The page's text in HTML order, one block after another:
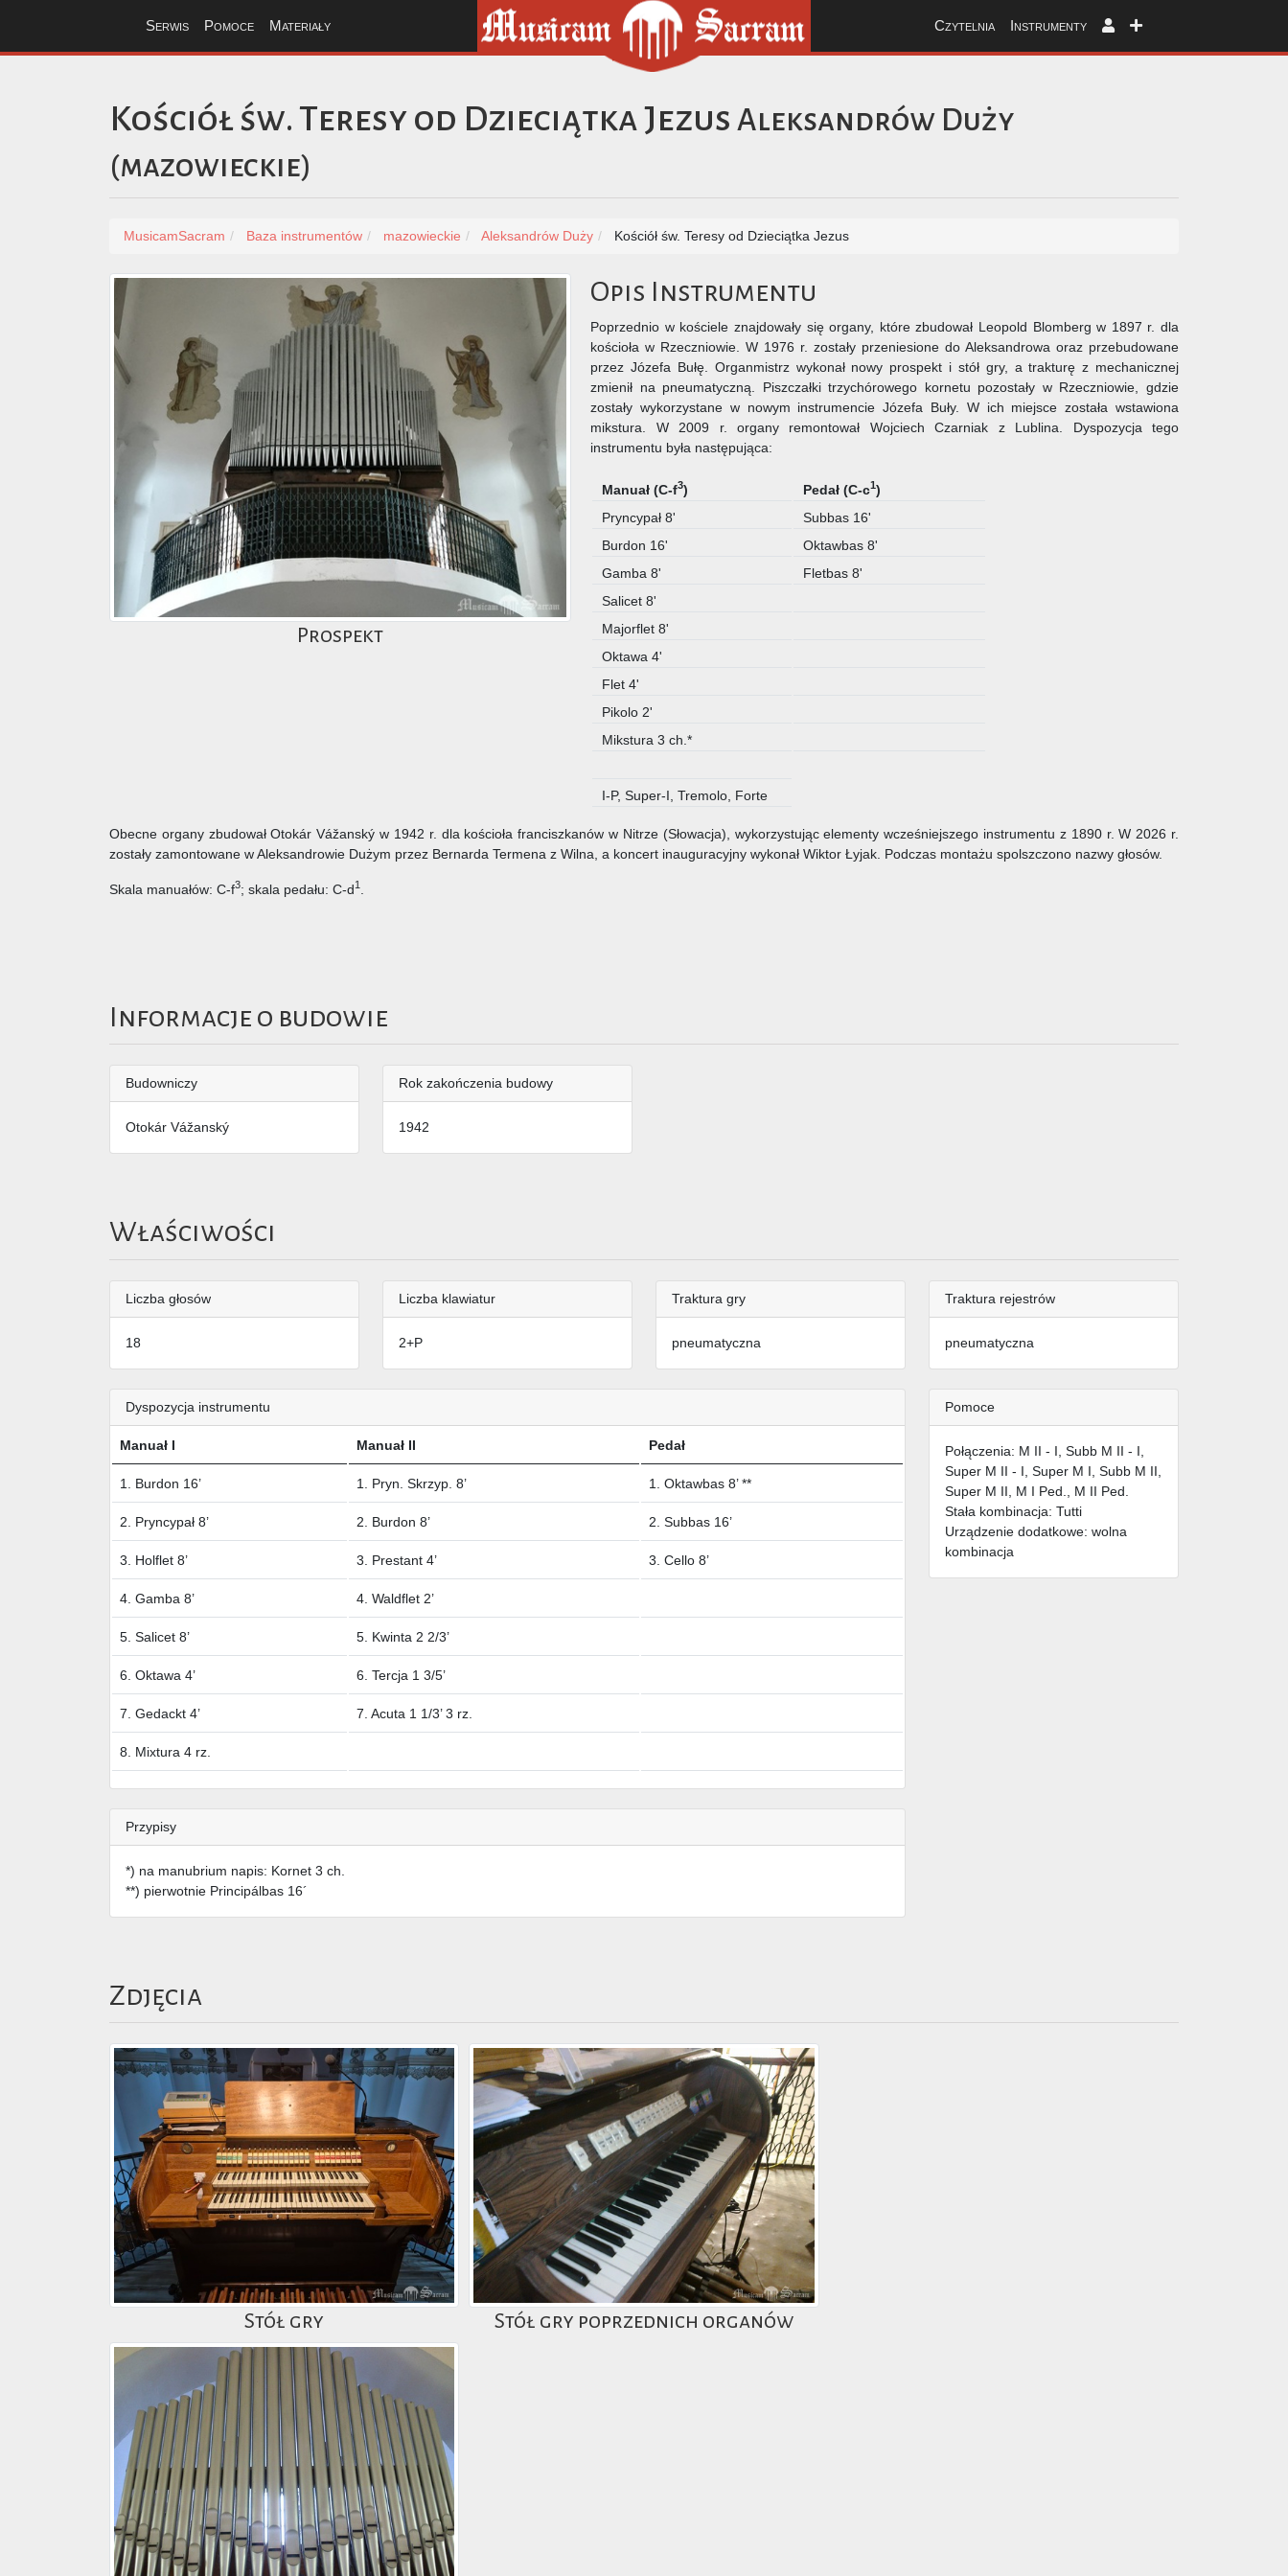
Serwis Pomoce Materiały Czytelnia Instrumenty
Kościół św. Teresy od Dzieciątka Jezus Aleksandrów Duży
(mazowieckie)
MusicamSacram Baza instrumentów mazowieckie Aleksandrów Duży Kościół św. Teresy od Dzieciątka Jezus
Prospekt
Opis Instrumentu
Poprzednio w kościele znajdowały się organy, które zbudował Leopold Blomberg w 1897 r. dla
kościoła w Rzeczniowie. W 1976 r. zostały przeniesione do Aleksandrowa oraz przebudowane
przez Józefa Bułę. Organmistrz wykonał nowy prospekt i stół gry, a trakturę z mechanicznej
zmienił na pneumatyczną. Piszczałki trzychórowego kornetu pozostały w Rzeczniowie, gdzie
zostały wykorzystane w nowym instrumencie Józefa Buły. W ich miejsce została wstawiona
mikstura. W 2009 r. organy remontował Wojciech Czarniak z Lublina. Dyspozycja tego
instrumentu była następująca:
Manuał (C-f3) Pedał (C-c1)
Pryncypał 8'
Subbas 16'
Burdon 16'
Oktawbas 8'
Gamba 8'
Fletbas 8'
Salicet 8'
Majorflet 8'
Oktawa 4'
Flet 4'
Pikolo 2'
Mikstura 3 ch.*
I-P, Super-I, Tremolo, Forte
Obecne organy zbudował Otokár Vážanský w 1942 r. dla kościoła franciszkanów w Nitrze (Słowacja), wykorzystując elementy wcześniejszego instrumentu z 1890 r. W 2026 r.
zostały zamontowane w Aleksandrowie Dużym przez Bernarda Termena z Wilna, a koncert inauguracyjny wykonał Wiktor Łyjak. Podczas montażu spolszczono nazwy głosów.
Skala manuałów: C-f3; skala pedału: C-d1
Informacje o budowie
Budowniczy
Otokár Vážanský
Rok zakończenia budowy
1942
Właściwości
Liczba głosów
18
Liczba klawiatur
2+P
Traktura gry
pneumatyczna
Traktura rejestrów
pneumatyczna
Dyspozycja instrumentu
Manuał I Manuał II Pedał
1. Burdon 16’ 1. Pryn. Skrzyp. 8’ 1. Oktawbas 8’ **
2. Pryncypał 8’ 2. Burdon 8’ 2. Subbas 16’
3. Holflet 8’ 3. Prestant 4’ 3. Cello 8’
4. Gamba 8’ 4. Waldflet 2’
5. Salicet 8’ 5. Kwinta 2 2/3’
6. Oktawa 4’ 6. Tercja 1 3/5’
7. Gedackt 4’ 7. Acuta 1 1/3’ 3 rz.
8. Mixtura 4 rz.
Pomoce
Połączenia: M II - I, Subb M II - I,
Super M II - I, Super M I, Subb M II,
Super M II, M I Ped., M II Ped.
Stała kombinacja: Tutti
Urządzenie dodatkowe: wolna
kombinacja
Przypisy
*) na manubrium napis: Kornet 3 ch.
**) pierwotnie Principálbas 16´
Zdjęcia
Stół gry Stół gry poprzednich organów